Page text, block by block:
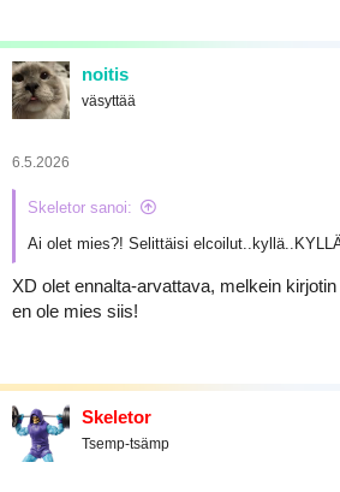
noitis
väsyttää
6.5.2026
Skeletor sanoi:
Ai olet mies?! Selittäisi
XD olet ennalta-arvattava, melkein
en ole mies siis!
Skeletor
Tsemp-tsämp